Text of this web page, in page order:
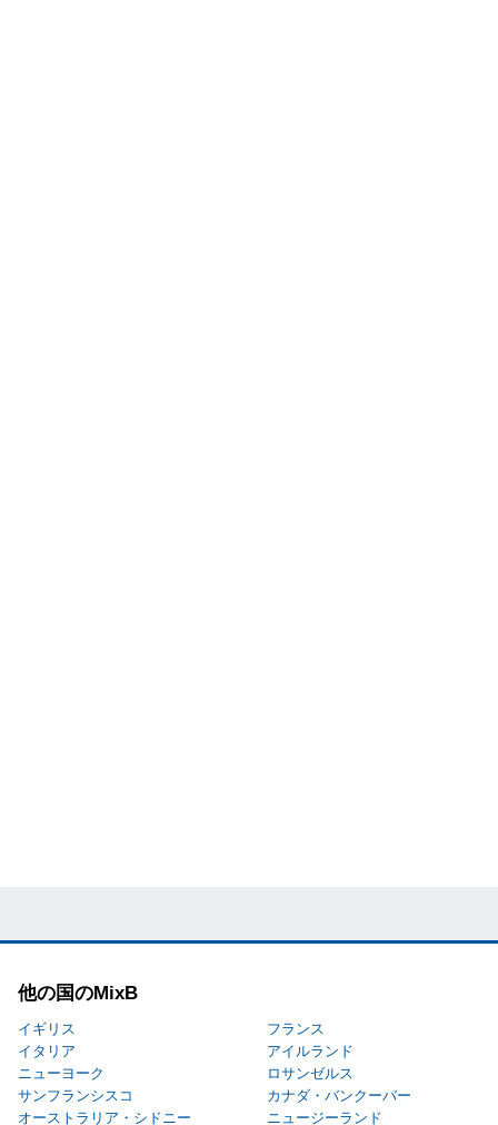
他の国のMixB
イギリス
フランス
イタリア
アイルランド
ニューヨーク
ロサンゼルス
サンフランシスコ
カナダ・バンクーバー
オーストラリア・シドニー
ニュージーランド